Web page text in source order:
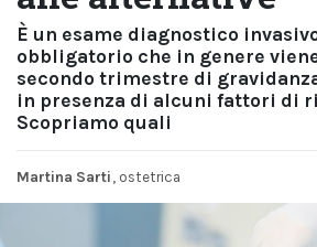
È un esame diagnostico
obbligatorio che in genere
secondo trimestre di
in presenza di alcuni fattori di
Scopriamo quali
Martina Sarti , ostetrica